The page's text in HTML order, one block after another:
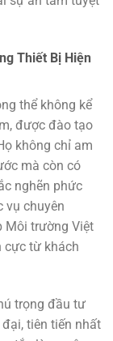
Thiết Bị Hiện
thể không kể
được đào tạo
không chỉ am
mà còn có
nghẽn phức
vụ chuyên
Môi trường Việt
cực từ khách
trọng đầu tư
tiên tiến nhất